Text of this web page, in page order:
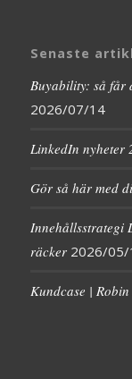
Senaste
Buyability: så får
2026/07/14
LinkedIn nyheter
Gör så här med
Innehållsstrategi
räcker 2026/05/
Kundcase |